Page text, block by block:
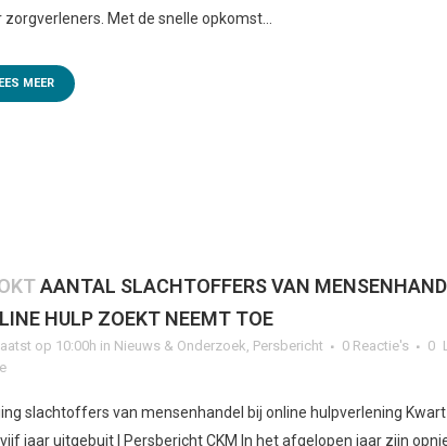
zorgverleners. Met de snelle opkomst...
MEER
AANTAL SLACHTOFFERS VAN
HULP ZOEKT NEEMT TOE
op 10:00h in Nieuws & Onderzoek, Persbericht 0 Reactie's 0
slachtoffers van mensenhandel bij online hulpverlening
jaar uitgebuit | Persbericht CKM In het afgelopen jaar zijn